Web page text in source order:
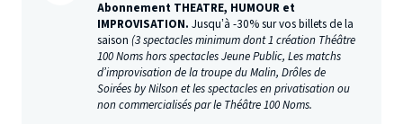
Abonnement THEATRE, HUMOUR et
IMPROVISATION. Jusqu’à -30% sur vos billets de la
saison(3 spectacles minimum dont 1 création Théâtre
100 Noms hors spectacles Jeune Public, Les matchs
d’improvisation de la troupe du Malin, Drôles de
Soirées by Nilson et les spectacles en privatisation ou
non commercialisés par le Théâtre 100 Noms.